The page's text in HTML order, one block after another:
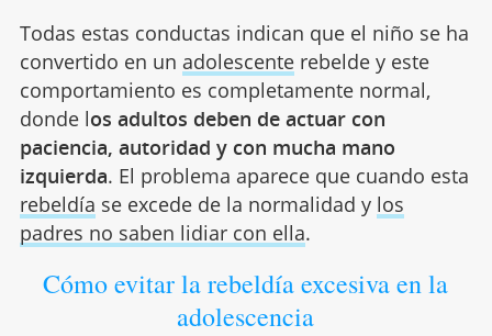
Todas estas conductas indican que el niño se ha
convertido en un adolescenterebelde y este
comportamiento es completamente normal,
donde los adultos deben de actuar con
paciencia, autoridad y con mucha mano
izquierda. El problema aparece que cuando esta
rebeldía se excede de la normalidad y los
padres no saben lidiar con ella.
Cómo evitar la rebeldía excesiva en la
adolescencia